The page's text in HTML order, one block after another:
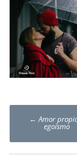
Post
← Amor
egoísmo